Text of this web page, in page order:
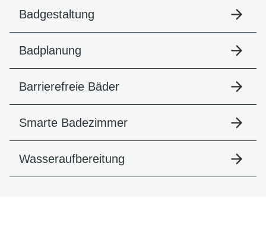
Badgestaltung
Badplanung
Barrierefreie Bäder
Smarte Badezimmer
Wasseraufbereitung